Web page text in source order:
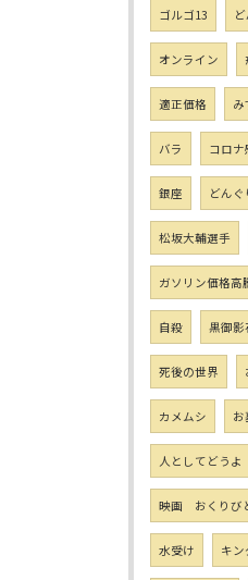
ゴルゴ13
オンライン
適正価格 み
バラ コロ
銀座 どんぐ
松坂大輔選手
ガソリン価格高
自殺 黒御影
死後の世界
カメムシ お
人としてどうよ
映画 おくりび
水受け キン